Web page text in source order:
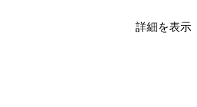
詳細を表示